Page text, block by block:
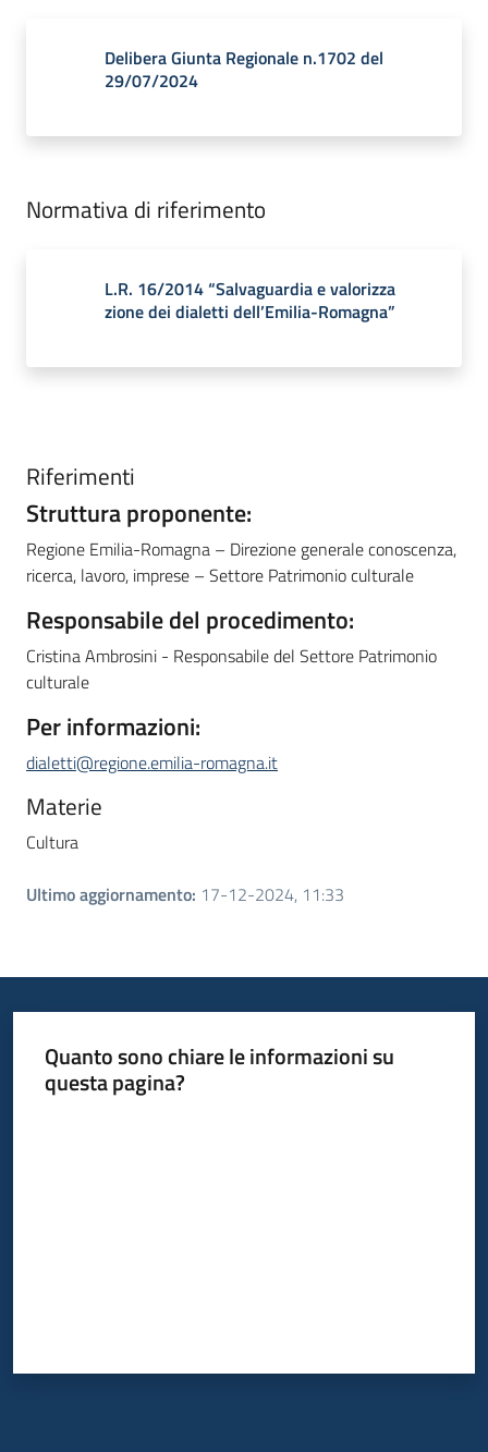
Delibera Giunta Regionale n.1702 del
29/07/2024
Normativa di riferimento
L.R. 16/2014 “Salvaguardia e valorizza
zione dei dialetti dell’Emilia-Romagna”
Riferimenti
Struttura proponente:
Regione Emilia-Romagna – Direzione generale conoscenza,
ricerca, lavoro, imprese – Settore Patrimonio culturale
Responsabile del procedimento:
Cristina Ambrosini - Responsabile del Settore Patrimonio
culturale
Per informazioni:
dialetti@regione.emilia-romagna.it
Materie
Cultura
Ultimo aggiornamento: 17-12-2024, 11:33
Quanto sono chiare le informazioni su
questa pagina?